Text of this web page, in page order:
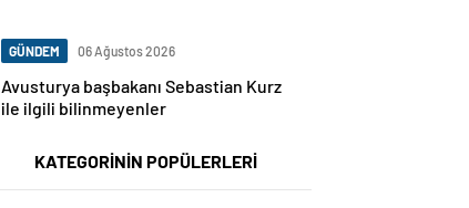
GÜNDEM 06 Ağustos 2026
Avusturya başbakanı Sebastian Kurz
ile ilgili bilinmeyenler
KATEGORİNİN POPÜLERLERİ